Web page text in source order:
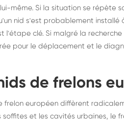
même. Si la situation se répète
nid s'est probablement installé
l'étape clé. Si malgré la
pour le déplacement et le
de frelons
frelon européen diffèrent
et les cavités urbaines, le